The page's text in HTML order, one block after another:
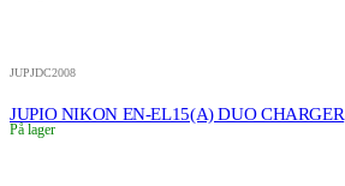
JUPJDC2008
JUPIO NIKON EN-EL15(A) DUO CHARGER
På lager